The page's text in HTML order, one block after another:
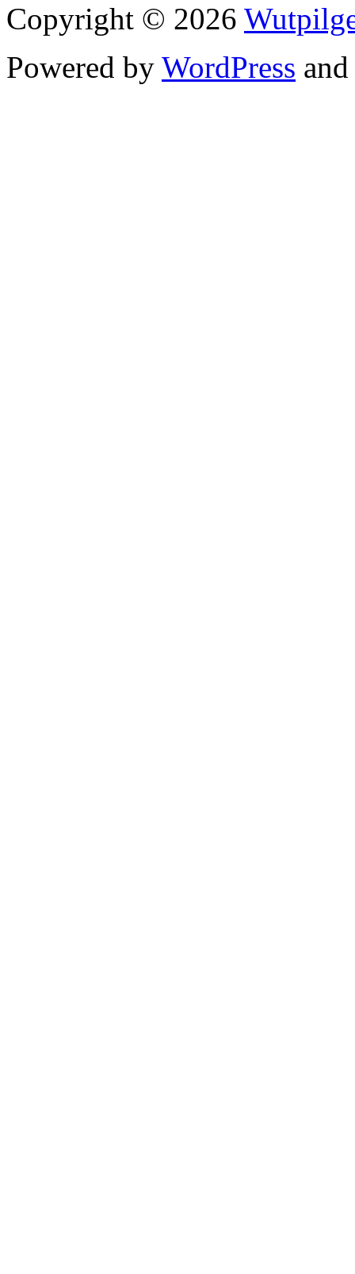
Copyright © 2026
Powered by WordPress